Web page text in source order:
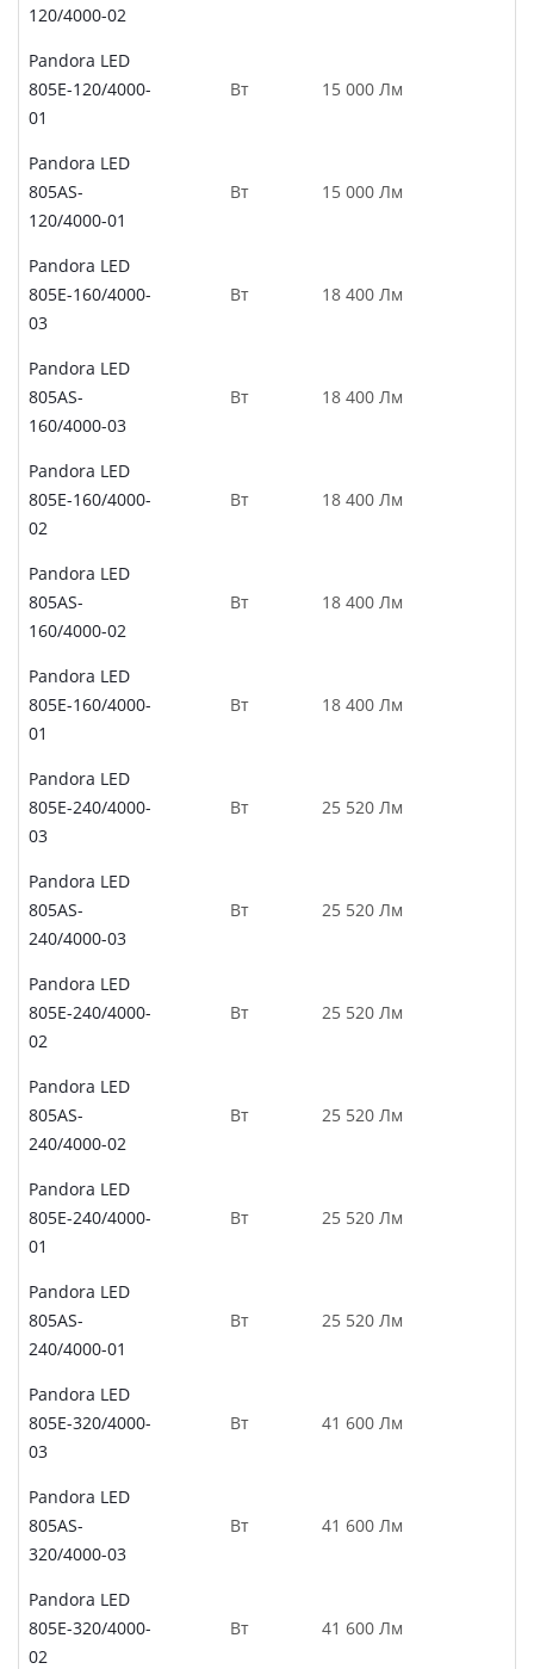
120/4000-02
Pandora LED
805E-120/4000-
01
Вт 15 000 Лм
Pandora LED
805AS-
120/4000-01
Вт 15 000 Лм
Pandora LED
805E-160/4000-
03
Вт 18 400 Лм
Pandora LED
805AS-
160/4000-03
Вт 18 400 Лм
Pandora LED
805E-160/4000-
02
Вт 18 400 Лм
Pandora LED
805AS-
160/4000-02
Вт 18 400 Лм
Pandora LED
805E-160/4000-
01
Вт 18 400 Лм
Pandora LED
805E-240/4000-
03
Вт 25 520 Лм
Pandora LED
805AS-
240/4000-03
Вт 25 520 Лм
Pandora LED
805E-240/4000-
02
Вт 25 520 Лм
Pandora LED
805AS-
240/4000-02
Вт 25 520 Лм
Pandora LED
805E-240/4000-
01
Вт 25 520 Лм
Pandora LED
805AS-
240/4000-01
Вт 25 520 Лм
Pandora LED
805E-320/4000-
03
Вт 41 600 Лм
Pandora LED
805AS-
320/4000-03
Вт 41 600 Лм
Pandora LED
805E-320/4000-
02
Вт 41 600 Лм